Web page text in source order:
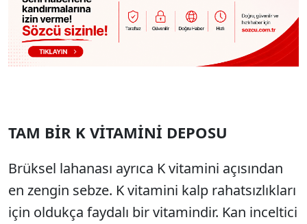
TAM BİR K VİTAMİNİ DEPOSU
Brüksel lahanası ayrıca K vitamini açısından
en zengin sebze. K vitamini kalp rahatsızlıkları
için oldukça faydalı bir vitamindir. Kan inceltici